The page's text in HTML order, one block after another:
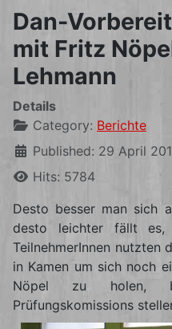
Dan-
mit Fritz
Lehmann
Details
Category: Berichte
Published: 29 April
Hits: 5784
Desto besser man sich
desto leichter fällt
TeilnehmerInnen nutzten
in Kamen um sich noch
Nöpel zu holen,
Prüfungskomissions